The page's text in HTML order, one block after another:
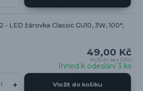
- LED žárovka Classic GU10, 3W, 100°,
49,00 Kč
40,50 Kč bez DPH
Ihned k odeslání 3 ks
Vložit do košíku